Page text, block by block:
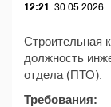
12:21 30.05.2026
Строительная
должность
отдела (ПТО).
Требования: